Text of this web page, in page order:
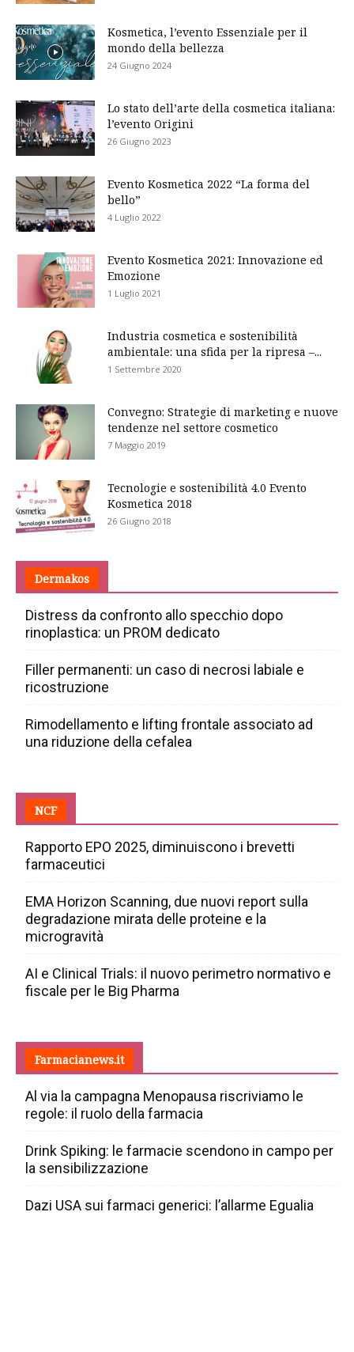
Kosmetica, l’evento Essenziale per il
mondo della bellezza
24 Giugno 2024
Lo stato dell’arte della cosmetica italiana:
l’evento Origini
26 Giugno 2023
Evento Kosmetica 2022 “La forma del
bello”
4 Luglio 2022
Evento Kosmetica 2021: Innovazione ed
Emozione
1 Luglio 2021
Industria cosmetica e sostenibilità
ambientale: una sfida per la ripresa –...
1 Settembre 2020
Convegno: Strategie di marketing e nuove
tendenze nel settore cosmetico
7 Maggio 2019
Tecnologie e sostenibilità 4.0 Evento
Kosmetica 2018
26 Giugno 2018
Dermakos
Distress da confronto allo specchio dopo
rinoplastica: un PROM dedicato
Filler permanenti: un caso di necrosi labiale e
ricostruzione
Rimodellamento e lifting frontale associato ad
una riduzione della cefalea
NCF
Rapporto EPO 2025, diminuiscono i brevetti
farmaceutici
EMA Horizon Scanning, due nuovi report sulla
degradazione mirata delle proteine e la
microgravità
AI e Clinical Trials: il nuovo perimetro normativo e
fiscale per le Big Pharma
Farmacianews.it
Al via la campagna Menopausa riscriviamo le
regole: il ruolo della farmacia
Drink Spiking: le farmacie scendono in campo per
la sensibilizzazione
Dazi USA sui farmaci generici: l’allarme Egualia